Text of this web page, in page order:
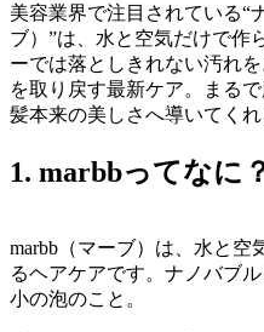
美容業界で注目されている“
ブ）”は、水と空気だけで作
ーでは落としきれない汚れ
を取り戻す最新ケア。まる
髪本来の美しさへ導いてくれ
1. marbbってなに
marbb（マーブ）は、水と空
るヘアケアです。ナノバブ
小の泡のこと。